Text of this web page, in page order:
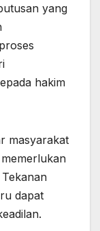
yang
hakim
masyarakat
dapat